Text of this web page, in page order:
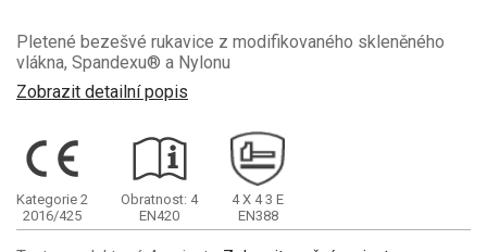
Pletené bezešvé rukavice z modifikovaného skleněného
vlákna, Spandexu® a Nylonu
Zobrazit detailní popis
Kategorie 2
2016/425
Obratnost: 4
EN420
4X 43 E
EN388